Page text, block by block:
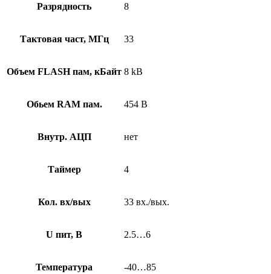
Разрядность 8
Тактовая част, МГц 33
Объем FLASH пам, кБайт 8 kB
Обьем RAM пам. 454 B
Внутр. АЦП нет
Таймер 4
Кол. вх/вых 33 вх./вых.
U пит, В 2.5…6
Температура -40…85